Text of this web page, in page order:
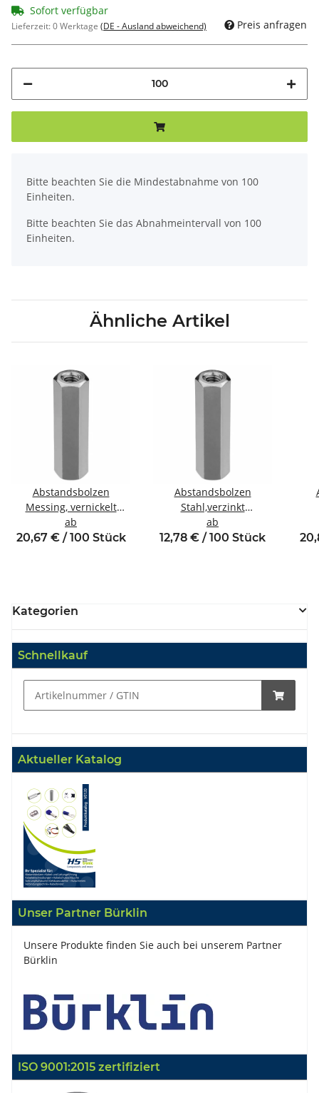
Sofort verfügbar
Lieferzeit:0 Werktage (DE - Ausland abweichend) Preis anfragen
Bitte beachten Sie die Mindestabnahme von 100
Einheiten.
Bitte beachten Sie das Abnahmeintervall von 100
Einheiten.
Ähnliche Artikel
Abstandsbolzen
Messing, vernickelt
Innen/Innengewinde M5
SW8
ab
20,67 € / 100 Stück
Abstandsbolzen
Stahl,verzinkt
Innen/Innengewinde M5
SW8
ab
12,78 € / 100 Stück
Kategorien
Schnellkauf
Aktueller Katalog
Unser Partner Bürklin
Unsere Produkte finden Sie auch bei unserem Partner
Bürklin
ISO 9001:2015 zertifiziert